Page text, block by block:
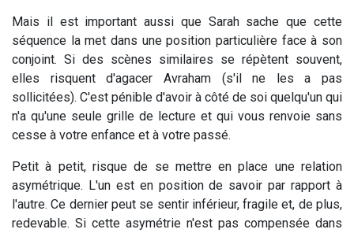
Mais il est important aussi que Sarah sache que cette
séquence la met dans une position particulière face à son
conjoint. Si des scènes similaires se répètent souvent,
elles risquent d'agacer Avraham (s'il ne les a pas
sollicitées). C'est pénible d'avoir à côté de soi quelqu'un qui
n'a qu'une seule grille de lecture et qui vous renvoie sans
cesse à votre enfance et à votre passé.
Petit à petit, risque de se mettre en place une relation
asymétrique. L'un est en position de savoir par rapport à
l'autre. Ce dernier peut se sentir inférieur, fragile et, de plus,
redevable. Si cette asymétrie n'est pas compensée dans